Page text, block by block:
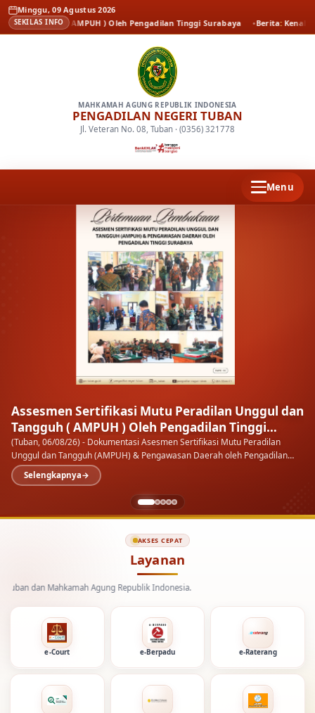
Minggu, 09 Agustus 2026
SEKILAS INFO
( AMPUH ) Oleh Pengadilan Tinggi Surabaya Berita Kenal Pamit
MAHKAMAH AGUNG REPUBLIK INDONESIA
PENGADILAN NEGERI TUBAN
Jl. Veteran No. 08, Tuban · (0356) 321778
Menu
Assesmen Sertifikasi Mutu Peradilan Unggul dan
Tangguh ( AMPUH ) Oleh Pengadilan Tinggi
Surabaya
(Tuban, 06/08/26) - Dokumentasi Asesmen Sertifikasi Mutu Peradilan
Unggul dan Tangguh (AMPUH) & Pengawasan Daerah oleh Pengadilan
Tinggi Surabaya pada Pengadilan Negeri…
Selengkapnya
AKSES CEPAT
Layanan
Mahkamah Agung Republik Indonesia.
e-Court e-Berpadu e-Raterang